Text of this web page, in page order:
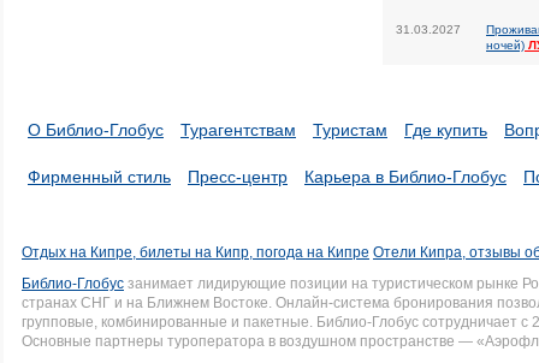
31.03.2027
ночей)
О Библио-Глобус Турагентствам Туристам Где купить
Фирменный стиль Пресс-центр Карьера в Библио-Глобус
Отдых на Кипре, билеты на Кипр, погода на Кипре Отели Кипра, отзывы
Библио-Глобус занимает лидирующие позиции на туристическом рынке
странах СНГ и на Ближнем Востоке. Онлайн-система бронирования
групповые, комбинированные и пакетные. Библио-Глобус сотрудничает
Основные партнеры туроператора в воздушном пространстве —